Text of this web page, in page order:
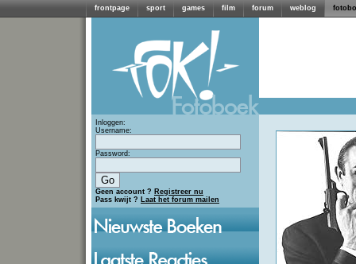
frontpage sport games film forum weblog
Inloggen:
Username:
Password:
Geen account ? Registreer nu
Pass kwijt ? Laat het forum mailen